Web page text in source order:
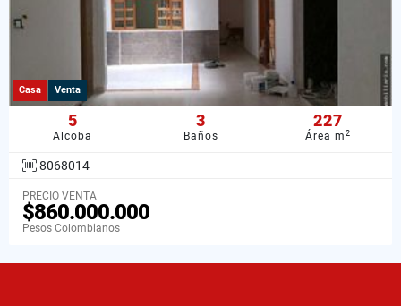
Casa Venta
5
Alcoba
3
Baños
227
Área m2
8068014
PRECIO VENTA
$860.000.000
Pesos Colombianos